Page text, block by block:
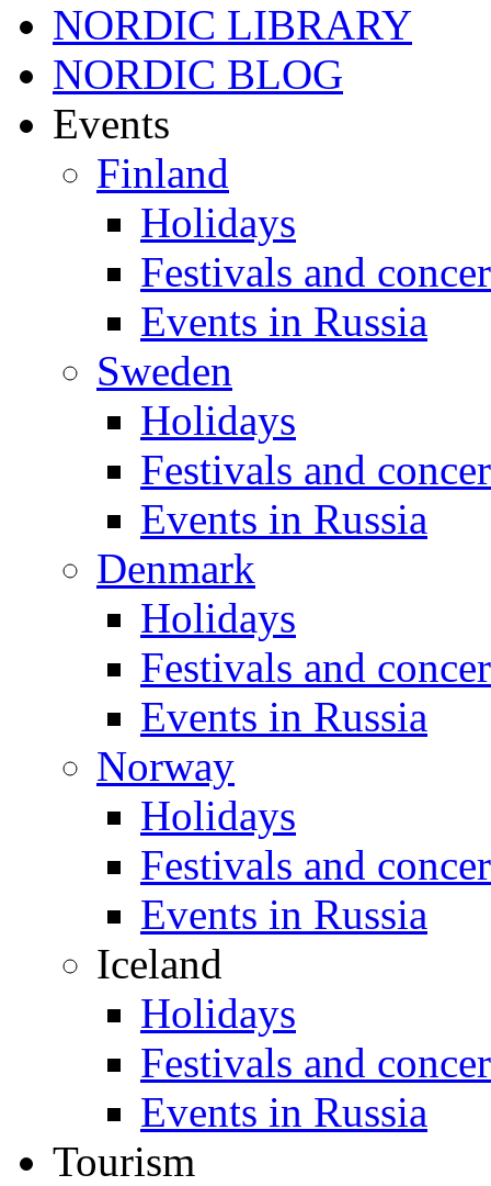
NORDIC LIBRARY
NORDIC BLOG
Events
Finland
Holidays
Festivals and
Events in Russia
Sweden
Holidays
Festivals and
Events in Russia
Denmark
Holidays
Festivals and
Events in Russia
Norway
Holidays
Festivals and
Events in Russia
Iceland
Holidays
Festivals and
Events in Russia
Tourism